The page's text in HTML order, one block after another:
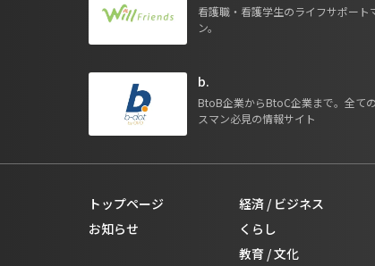
看護職・看護学生のライフサポート
ン。
b.
BtoB企業からBtoC企業まで。全て
スマン必見の情報サイト
トップページ
お知らせ
経済 / ビジネス
くらし
教育 / 文化